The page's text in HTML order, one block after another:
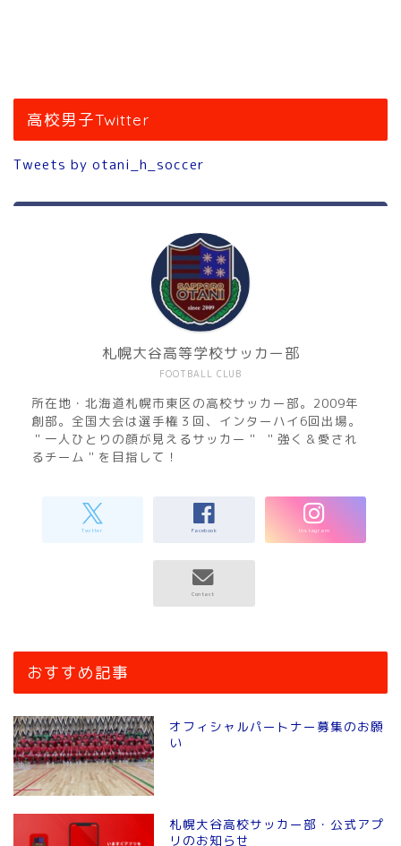
高校男子Twitter
Tweets by otani_h_soccer
FOOTBALL CLUB
札幌大谷高等学校サッカー部
所在地・北海道札幌市東区の高校サッカー部。2009年
創部。全国大会は選手権３回、インターハイ6回出場。
＂一人ひとりの顔が見えるサッカー＂ ＂強く＆愛され
るチーム＂を目指して！
おすすめ記事
オフィシャルパートナー募集のお願
い
札幌大谷高校サッカー部・公式アプ
リのお知らせ